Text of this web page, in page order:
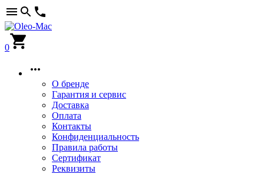
0
О бренде
Гарантия и сервис
Доставка
Оплата
Контакты
Конфиденциальность
Правила работы
Сертификат
Реквизиты